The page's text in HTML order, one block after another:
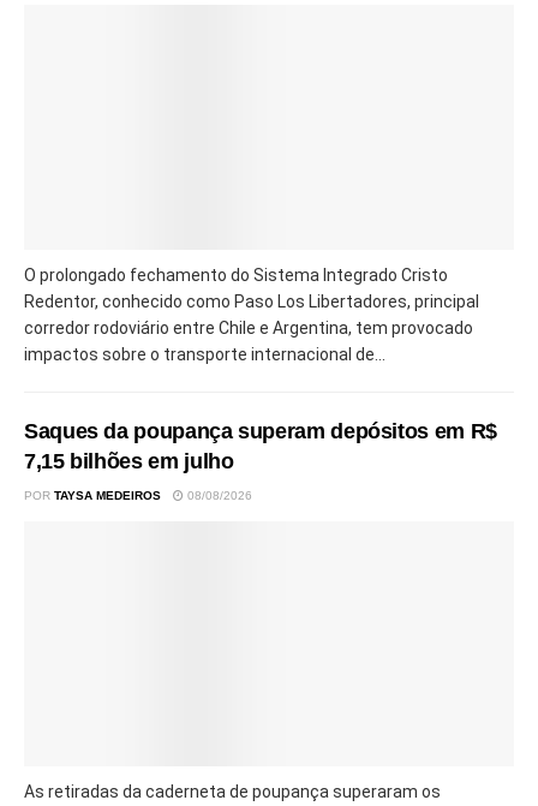
O prolongado fechamento do Sistema Integrado Cristo
Redentor, conhecido como Paso Los Libertadores, principal
corredor rodoviário entre Chile e Argentina, tem provocado
impactos sobre o transporte internacional de...
Saques da poupança superam depósitos em R$
7,15 bilhões em julho
POR TAYSA MEDEIROS 08/08/2026
As retiradas da caderneta de poupança superaram os